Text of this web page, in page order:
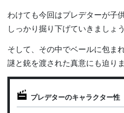
わけても今回はプレデターが子
しっかり掘り下げていきましょう
そして、その中でベールに包ま
謎と銃を渡された真意にも迫りま
プレデターのキャラクター性